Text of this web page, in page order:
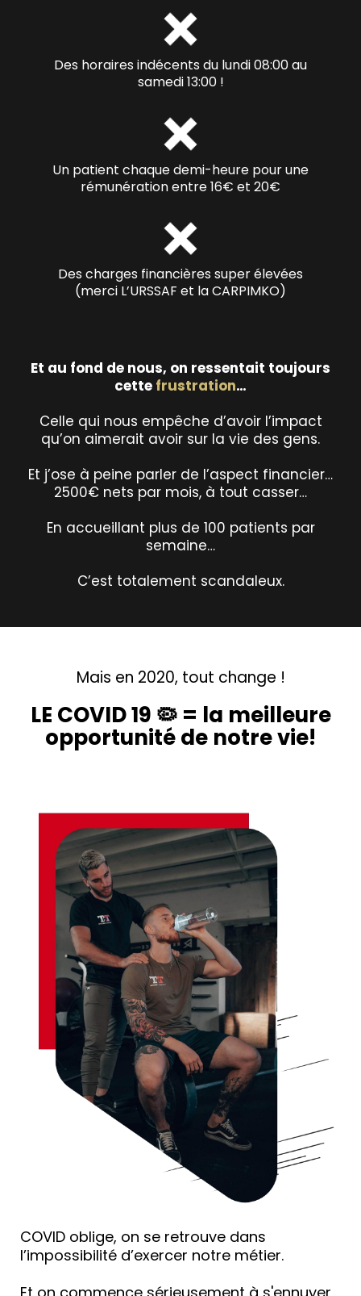
Des horaires indécents du lundi 08:00 au
samedi 13:00 !
Un patient chaque demi-heure pour une
rémunération entre 16€ et 20€
Des charges financières super élevées
(merci L’URSSAF et la CARPIMKO)
Et au fond de nous, on ressentait toujours
cette frustration…
Celle qui nous empêche d’avoir l’impact
qu’on aimerait avoir sur la vie des gens.
Et j’ose à peine parler de l’aspect financier…
2500€ nets par mois, à tout casser…
En accueillant plus de 100 patients par
semaine…
C’est totalement scandaleux.
Mais en 2020, tout change !
LE COVID 19 🦠 = la meilleure
opportunité de notre vie!
COVID oblige, on se retrouve dans
l’impossibilité d’exercer notre métier.